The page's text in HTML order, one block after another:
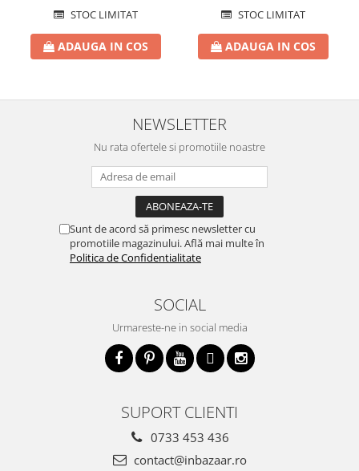
STOC LIMITAT
ADAUGA IN COS
STOC LIMITAT
ADAUGA IN COS
NEWSLETTER
Nu rata ofertele si promotiile noastre
Sunt de acord să primesc newsletter cu
promotiile magazinului. Află mai multe în
Politica de Confidentialitate
SOCIAL
Urmareste-ne in social media
SUPORT CLIENTI
0733 453 436
contact@inbazaar.ro